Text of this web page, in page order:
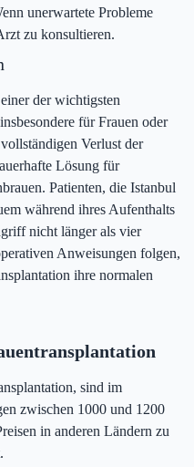
unerwartete Probleme
zu konsultieren.
der wichtigsten
für Frauen oder
Verlust der
Lösung für
Patienten, die Istanbul
während ihres Aufenthalts
nicht länger als vier
Anweisungen folgen,
ihre normalen
sind im
zwischen 1000 und 1200
in anderen Ländern zu